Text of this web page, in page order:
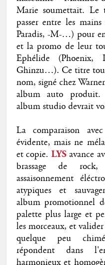
Marie soumettait.
passer entre les
Paradis, -M-…) pour
et la promo de leur
Ephélide (Phoenix,
Ghinzu…). Ce titre
nom, signé chez
album auto
album studio devrait
La comparaison avec
évidente, mais ne
et copie. LYSavance
brassage de
assaisonnement
atypiques et
album promotionnel
palette plus large et
les morceaux, et
quelque peu
répondent dans
harmonieux et